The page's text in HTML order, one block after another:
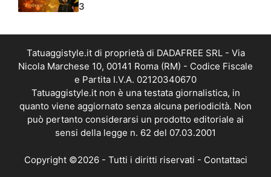
3
Tatuaggistyle.it di proprietà di DADAFREE SRL - Via
Nicola Marchese 10, 00141 Roma (RM) - Codice Fiscale
e Partita I.V.A. 02120340670
Tatuaggistyle.it non è una testata giornalistica, in
quanto viene aggiornato senza alcuna periodicità. Non
può pertanto considerarsi un prodotto editoriale ai
sensi della legge n. 62 del 07.03.2001
Copyright ©2026 - Tutti i diritti riservati - Contattaci